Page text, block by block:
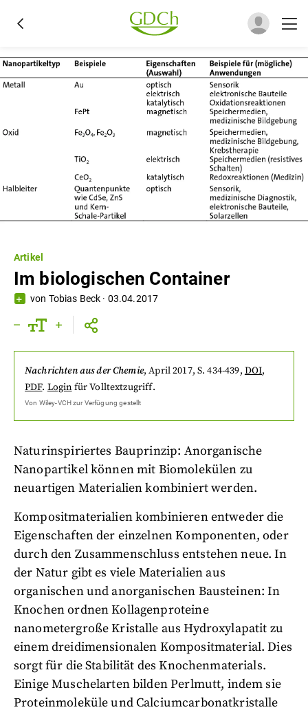
Artikel
Im biologischen Container
von Tobias Beck · 03.04.2017
Nachrichten aus der Chemie,April 2017, S. 434-439, DOI,
PDF. Login für Volltextzugriff.
Von Wiley-VCHzur Verfügung gestellt
Naturinspiriertes Bauprinzip: Anorganische
Nanopartikel können mit Biomolekülen zu
neuartigen Materialien kombiniert werden.
Kompositmaterialien kombinieren entweder die
Eigenschaften der einzelnen Komponenten, oder
durch den Zusammenschluss entstehen neue. In
der Natur gibt es viele Materialien aus
organischen und anorganischen Bausteinen: In
Knochen ordnen Kollagenproteine
nanometergroße Kristalle aus Hydroxylapatit zu
einem dreidimensionalen Kompositmaterial. Dies
sorgt für die Stabilität des Knochenmaterials.
Einige Muschelarten bilden Perlmutt, indem sie
Proteinmoleküle und Calciumcarbonatkristalle